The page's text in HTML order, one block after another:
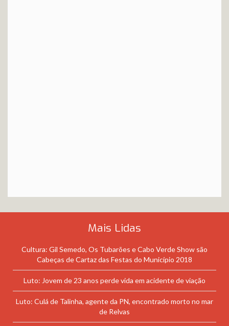
Mais Lidas
Cultura: Gil Semedo, Os Tubarões e Cabo Verde Show são
Cabeças de Cartaz das Festas do Município 2018
Luto: Jovem de 23 anos perde vida em acidente de viação
Luto: Culá de Talinha, agente da PN, encontrado morto no mar
de Relvas